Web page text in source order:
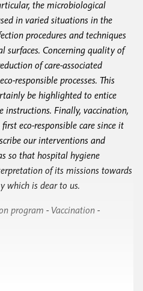
the microbiological
in varied situations in the
procedures and techniques
surfaces. Concerning quality of
of care-associated
responsible processes. This
be highlighted to entice
instructions. Finally, vaccination,
eco-responsible care since it
our interventions and
so that hospital hygiene
of its missions towards
which is dear to us.
program - Vaccination -